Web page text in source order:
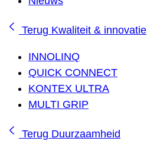
Terug Kwaliteit & innovatie
INNOLINQ
QUICK CONNECT
KONTEX ULTRA
MULTI GRIP
Terug Duurzaamheid